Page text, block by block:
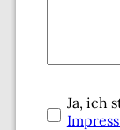
Ja, ich